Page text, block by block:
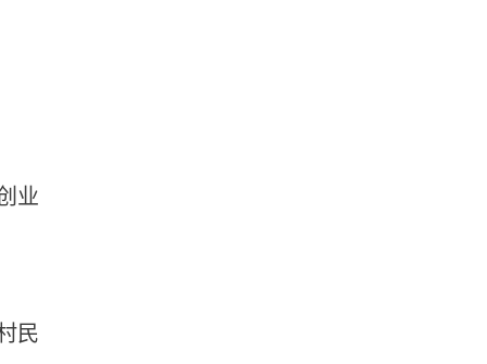
业
民